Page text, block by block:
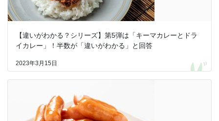
【違いがわかる？シリーズ】第5弾は「キーマカレーとドラ
イカレー」！半数が「違いがわかる」と回答
2023年3月15日